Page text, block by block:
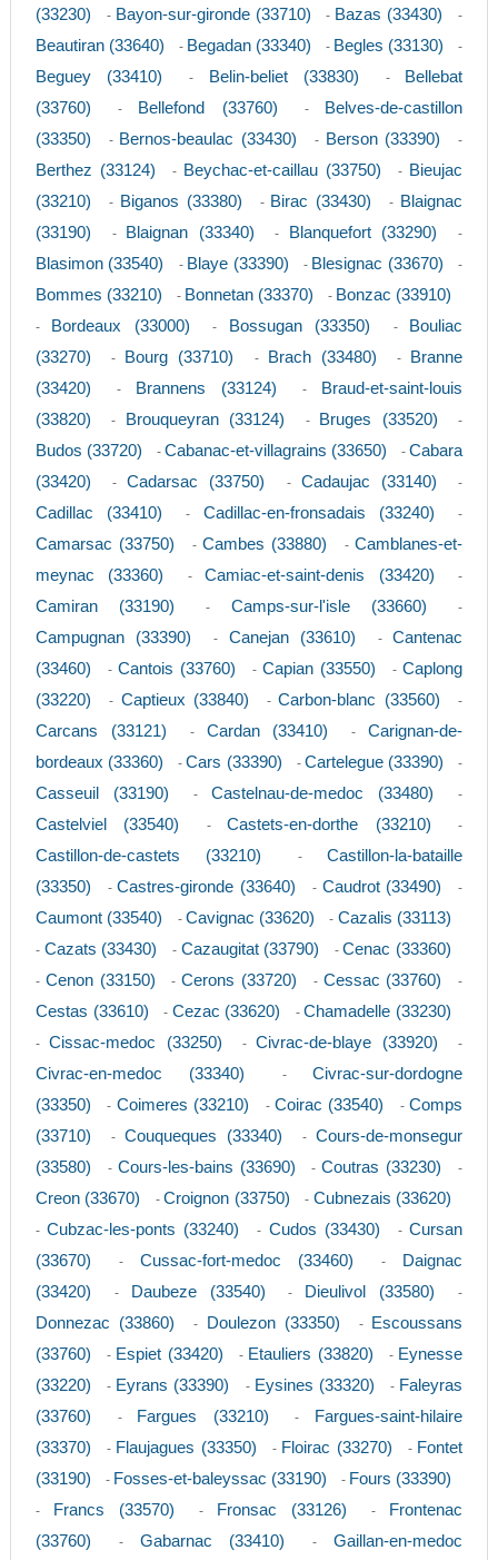
(33230) - Bayon-sur-gironde (33710) - Bazas (33430) -
Beautiran (33640) - Begadan (33340) - Begles (33130) -
Beguey (33410) - Belin-beliet (33830) -
Bellebat
(33760)
- Bellefond (33760) -
Belves-de-castillon
(33350)
- Bernos-beaulac (33430) - Berson (33390) -
Berthez (33124) - Beychac-et-caillau (33750) - Bieujac
(33210)
- Biganos (33380) - Birac (33430) - Blaignac
(33190)
- Blaignan (33340) - Blanquefort (33290) -
Blasimon (33540) - Blaye (33390) - Blesignac (33670) -
Bommes (33210) - Bonnetan (33370) - Bonzac (33910)
- Bordeaux (33000) - Bossugan (33350) -
Bouliac
(33270)
- Bourg (33710) - Brach (33480) -
Branne
(33420)
- Brannens (33124) -
Braud-et-saint-louis
(33820)
- Brouqueyran (33124) - Bruges (33520) -
Budos (33720) - Cabanac-et-villagrains (33650) -Cabara
(33420)
-Cadarsac (33750) - Cadaujac (33140) -
Cadillac (33410) - Cadillac-en-fronsadais (33240) -
Camarsac (33750) -Cambes (33880) -Camblanes-et-
meynac (33360)
-Camiac-et-saint-denis (33420) -
Camiran (33190) - Camps-sur-l'isle (33660) -
Campugnan (33390) - Canejan (33610) -Cantenac
(33460)
- Cantois (33760) -Capian (33550) -Caplong
(33220)
- Captieux (33840) -Carbon-blanc (33560) -
Carcans (33121) - Cardan (33410) -Carignan-de-
bordeaux (33360)
-Cars (33390) - Cartelegue (33390) -
Casseuil (33190) - Castelnau-de-medoc (33480) -
Castelviel (33540) -Castets-en-dorthe (33210) -
Castillon-de-castets (33210) -Castillon-la-bataille
(33350)
-Castres-gironde (33640) - Caudrot (33490) -
Caumont (33540) - Cavignac (33620) - Cazalis (33113)
- Cazats (33430) - Cazaugitat (33790) -Cenac (33360)
- Cenon (33150) -Cerons (33720) - Cessac (33760) -
Cestas (33610) - Cezac (33620) -Chamadelle (33230)
-Cissac-medoc (33250) -Civrac-de-blaye (33920) -
Civrac-en-medoc (33340) -Civrac-sur-dordogne
(33350)
- Coimeres (33210) - Coirac (33540) -Comps
(33710)
- Couqueques (33340) -Cours-de-monsegur
(33580)
- Cours-les-bains (33690) -Coutras (33230) -
Creon (33670) -Croignon (33750) - Cubnezais (33620)
-Cubzac-les-ponts (33240) - Cudos (33430) -Cursan
(33670)
- Cussac-fort-medoc (33460) -
Daignac
(33420)
- Daubeze (33540) - Dieulivol (33580) -
Donnezac (33860) - Doulezon (33350) -
Escoussans
(33760)
- Espiet (33420) - Etauliers (33820) - Eynesse
(33220)
- Eyrans (33390) - Eysines (33320) - Faleyras
(33760)
- Fargues (33210) -
Fargues-saint-hilaire
(33370)
- Flaujagues (33350) - Floirac (33270) - Fontet
(33190)
- Fosses-et-baleyssac (33190) - Fours (33390)
- Francs (33570) - Fronsac (33126) -
Frontenac
(33760)
- Gabarnac (33410) -Gaillan-en-medoc